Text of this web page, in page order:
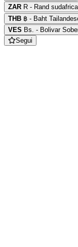
ZAR R - Rand
THB ฿ - Baht
VES Bs. - Bolivar
Segui